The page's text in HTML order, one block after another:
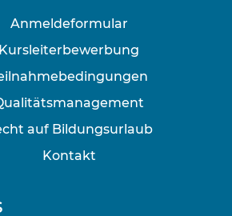
Anmeldeformular
Kursleiterbewerbung
auf Bildungsurlaub
Kontakt